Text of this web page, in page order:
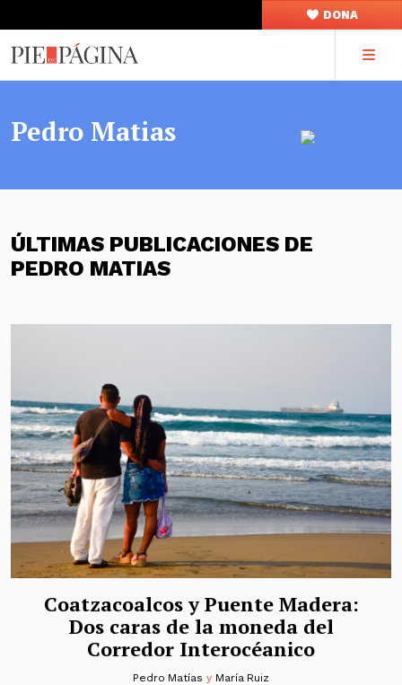
DONA
Pedro Matias
ÚLTIMAS PUBLICACIONES DE
PEDRO MATIAS
Coatzacoalcos y Puente Madera:
Dos caras de la moneda del
Corredor Interocéanico
Pedro Matías y María Ruiz